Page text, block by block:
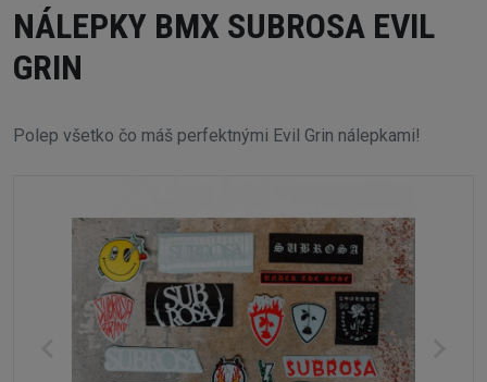
NÁLEPKY BMX SUBROSA EVIL
GRIN
Polep všetko čo máš perfektnými Evil Grin nálepkami!